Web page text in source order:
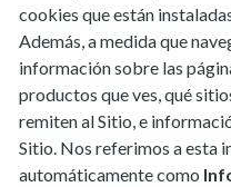
cookies que están
Además, a medida que
información sobre las
productos que ves, qué
remiten al Sitio, e
Sitio. Nos referimos a esta
automáticamente como